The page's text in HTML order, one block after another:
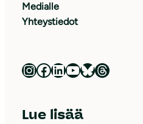
Medialle
Yhteystiedot
Luonnonsuojeluliitto Instagramissa Luonnonsuojeluliitto Facebookissa Luonnonsuojeluliitto LinkedInissä Luonnonsuojeluliiton YouTube-kanava Luonnonsuojeluliitto Blueskyssa Luonnonsuojeluliitto Threadsissa
Lue lisää